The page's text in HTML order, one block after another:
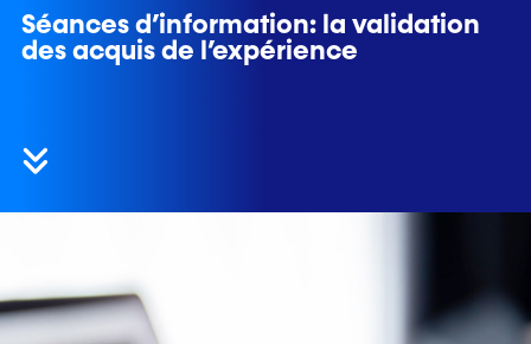
Séances d’information: la validation
des acquis de l’expérience